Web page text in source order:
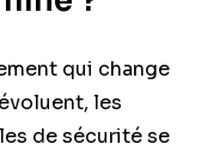
qui change
les
de sécurité se